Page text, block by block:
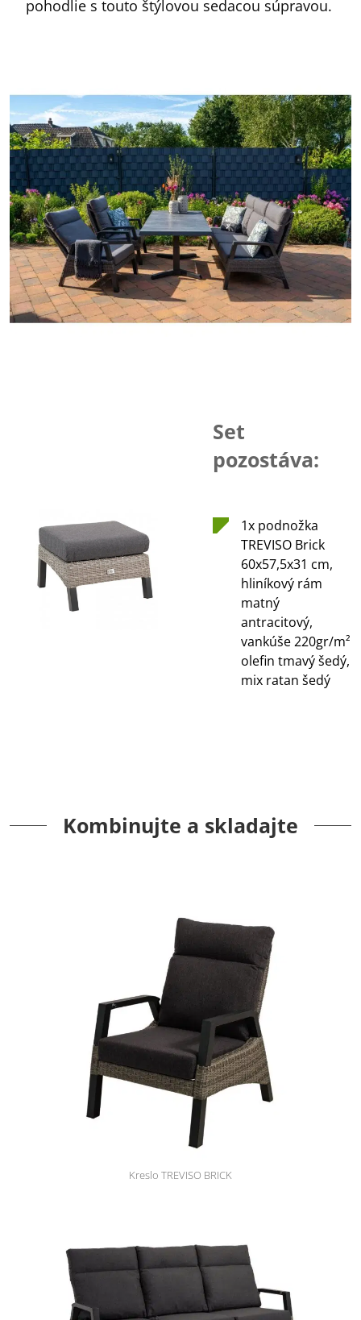
pohodlie s touto štýlovou sedacou súpravou.
Set
pozostáva:
1x podnožka
TREVISO Brick
60x57,5x31 cm,
hliníkový rám
matný
antracitový,
vankúše 220gr/m²
olefin tmavý šedý,
mix ratan šedý
Kombinujte a skladajte
Kreslo TREVISO BRICK